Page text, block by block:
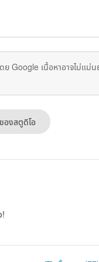
Google เนื้อหาอาจไม่แม่น
องสตูดิโอ
!